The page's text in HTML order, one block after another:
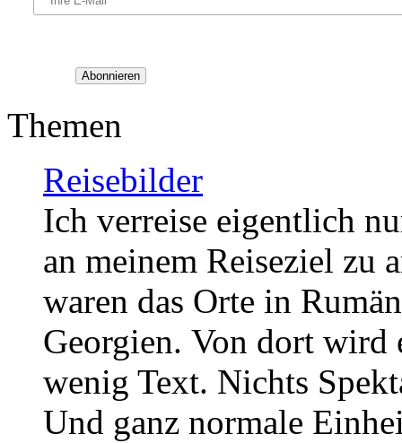
Themen
Reisebilder
Ich verreise eigentlich
an meinem Reiseziel zu
waren das Orte in
Georgien. Von dort wird
wenig Text. Nichts
Und ganz normale